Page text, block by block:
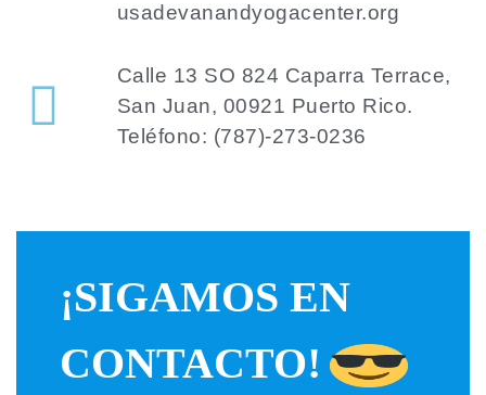
usadevanandyogacenter.org
Calle 13 SO 824 Caparra Terrace,
San Juan, 00921 Puerto Rico.
Teléfono: (787)-273-0236
¡SIGAMOS EN
CONTACTO!